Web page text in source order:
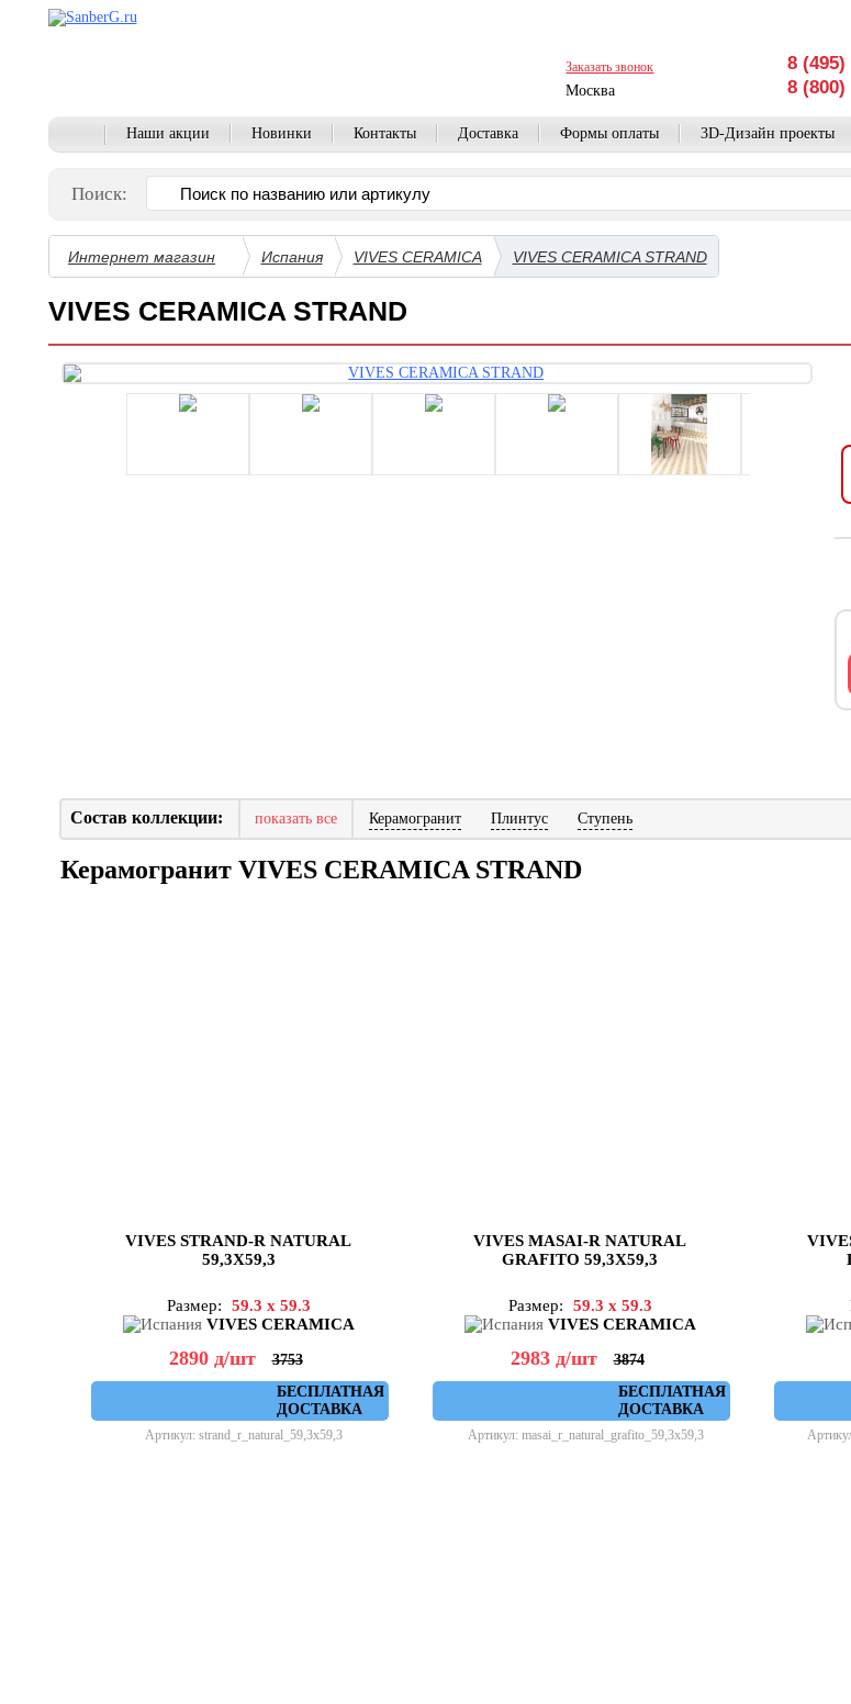
Заказать звонок
Москва
8 (495)
8 (800)
Наши акции Новинки Контакты Доставка Формы оплаты 3D-Дизайн проекты
Поиск:
Интернет магазин Испания VIVES CERAMICA VIVES CERAMICA STRAND
VIVES CERAMICA STRAND
Состав коллекции: показать все Керамогранит Плинтус Ступень
Керамогранит VIVES CERAMICA STRAND
VIVES STRAND-R NATURAL
59,3X59,3
Размер:
59.3 x 59.3
VIVES CERAMICA
2890 д/шт
3753
БЕСПЛАТНАЯ
ДОСТАВКА
Артикул: strand_r_natural_59,3x59,3
VIVES MASAI-R NATURAL
GRAFITO 59,3X59,3
Размер:
59.3 x 59.3
VIVES CERAMICA
2983 д/шт
3874
БЕСПЛАТНАЯ
ДОСТАВКА
Артикул: masai_r_natural_grafito_59,3x59,3